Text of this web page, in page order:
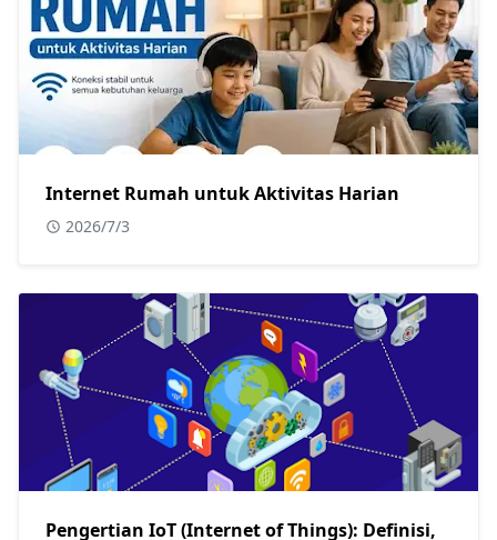
Internet Rumah untuk Aktivitas Harian
2026/7/3
Pengertian IoT (Internet of Things): Definisi,